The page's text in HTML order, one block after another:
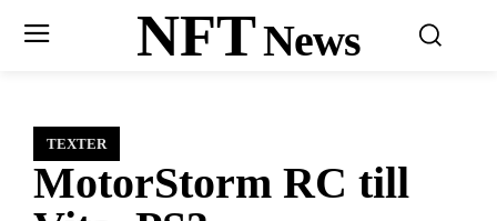
NFTNews
TEXTER
MotorStorm RC till